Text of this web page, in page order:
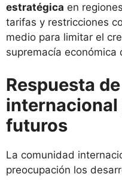
estratégica en
tarifas y restricciones
medio para limitar el
supremacía económica
Respuesta
futuros
La comunidad
preocupación los